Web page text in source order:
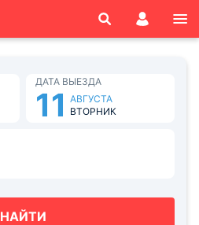
ДАТА ВЫЕЗДА
11 АВГУСТА
ВТОРНИК
НАЙТИ